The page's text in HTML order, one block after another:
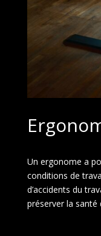
Un ergonome a
conditions de
d’accidents du
préserver la santé